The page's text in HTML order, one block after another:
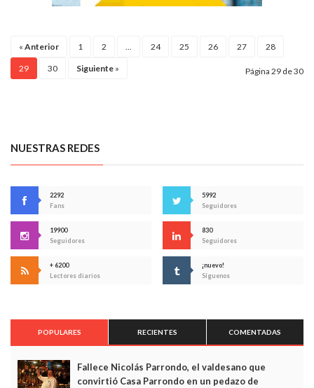
« Anterior 1 2 ... 24 25 26 27 28
29 30 Siguiente » Página 29 de 30
NUESTRAS REDES
2292
Fans
5992
Seguidores
19900
Seguidores
830
Seguidores
+ 6200
Lectores diarios
¡nuevo!
Síguenos
POPULARES RECIENTES COMENTADAS
Fallece Nicolás Parrondo, el valdesano que
convirtió Casa Parrondo en un pedazo de